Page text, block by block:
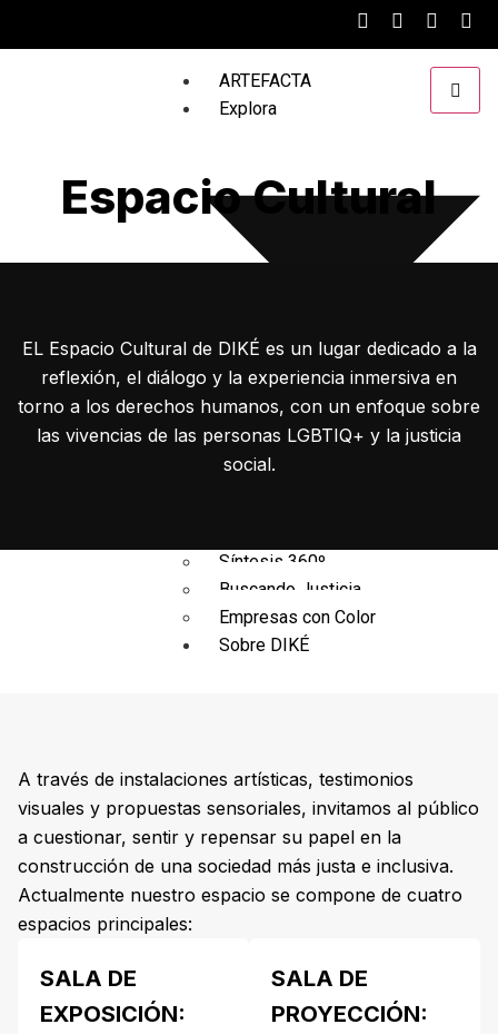
ARTEFACTA
Explora
Reportando desde el Futuro
En Perspectiva
Síntesis 360º
Buscando Justicia
Empresas con Color
Sobre DIKÉ
Espacio Cultural
Centro de Documentación
Espacio Cultural
EL Espacio Cultural de DIKÉ es un lugar dedicado a la
reflexión, el diálogo y la experiencia inmersiva en
torno a los derechos humanos, con un enfoque sobre
las vivencias de las personas LGBTIQ+ y la justicia
social.
A través de instalaciones artísticas, testimonios
visuales y propuestas sensoriales, invitamos al público
a cuestionar, sentir y repensar su papel en la
construcción de una sociedad más justa e inclusiva.
Actualmente nuestro espacio se compone de cuatro
espacios principales:
SALA DE
EXPOSICIÓN:
SALA DE
PROYECCIÓN: